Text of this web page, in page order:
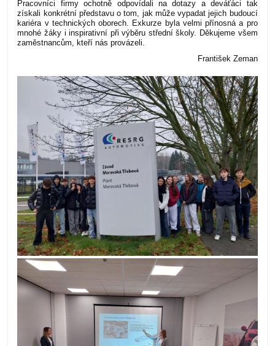
Pracovníci firmy ochotně odpovídali na dotazy a deváťáci tak
získali konkrétní představu o tom, jak může vypadat jejich budoucí
kariéra v technických oborech. Exkurze byla velmi přínosná a pro
mnohé žáky i inspirativní při výběru střední školy. Děkujeme všem
zaměstnancům, kteří nás provázeli.
František Zeman